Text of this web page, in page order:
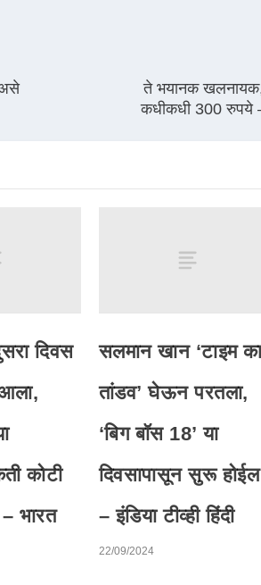
असे
ते भयानक खलनायक,
कधीकधी 300 रुपये –
दिवस
कोटी
भारत
सलमान खान ‘टाइम
तांडव’ घेऊन परतला,
‘बिग बॉस 18’ या
दिवसापासून सुरू होईल
– इंडिया टीव्ही हिंदी
22/09/2024